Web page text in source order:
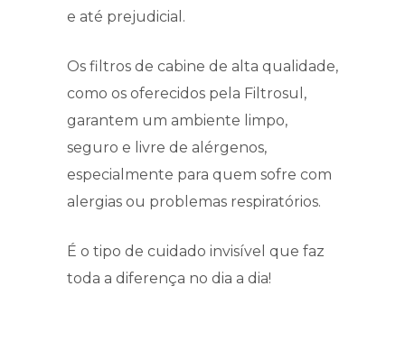
e até prejudicial.
Os filtros de cabine de alta qualidade,
como os oferecidos pela Filtrosul,
garantem um ambiente limpo,
seguro e livre de alérgenos,
especialmente para quem sofre com
alergias ou problemas respiratórios.
É o tipo de cuidado invisível que faz
toda a diferença no dia a dia!